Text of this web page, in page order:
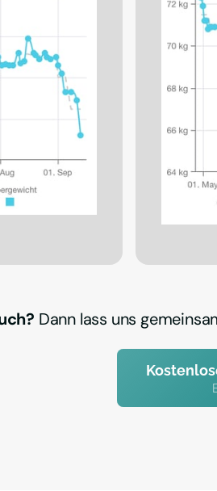
Dann lass uns